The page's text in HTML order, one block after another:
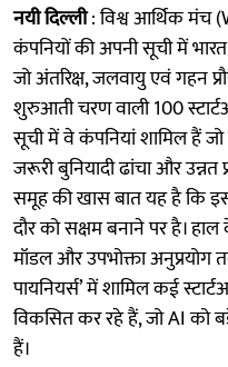
नयी दिल्ली: विश्व आर्थिक मंच
कंपनियों की अपनी सूची में
जो अंतरिक्ष, जलवायु एवं गहन
शुरुआती चरण वाली 100
सूची में वे कंपनियां शामिल हैं
जरूरी बुनियादी ढांचा और उन्नत
समूह की खास बात यह है कि
दौर को सक्षम बनाने पर है।
मॉडल और उपभोक्ता अनुप्रयोग
पायनियर्स’ में शामिल कई
विकसित कर रहे हैं, जो AI को
हैं।